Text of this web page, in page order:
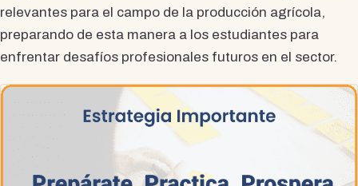
relevantes para el campo de la producción agrícola,
preparando de esta manera a los estudiantes para
enfrentar desafíos profesionales futuros en el sector.